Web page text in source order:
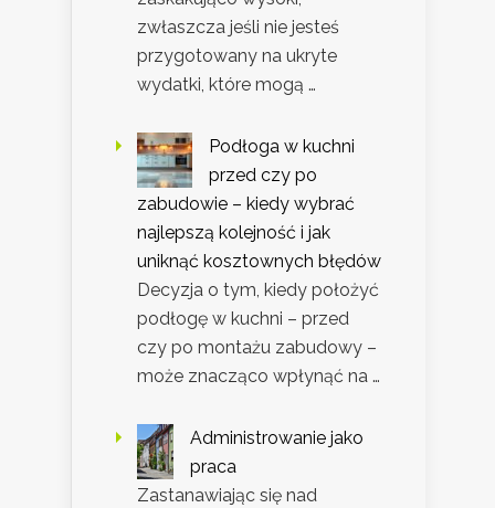
zwłaszcza jeśli nie jesteś
przygotowany na ukryte
wydatki, które mogą …
Podłoga w kuchni
przed czy po
zabudowie – kiedy wybrać
najlepszą kolejność i jak
uniknąć kosztownych błędów
Decyzja o tym, kiedy położyć
podłogę w kuchni – przed
czy po montażu zabudowy –
może znacząco wpłynąć na …
Administrowanie jako
praca
Zastanawiając się nad